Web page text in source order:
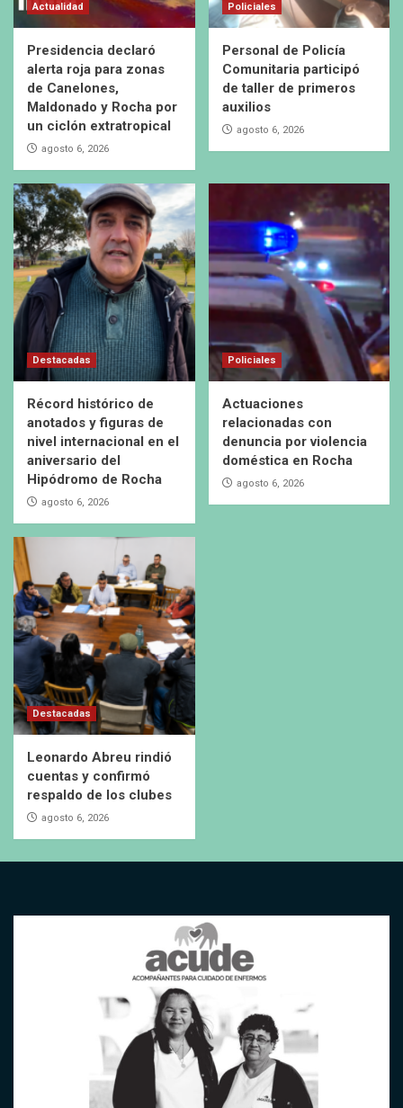
Actualidad
Presidencia declaró
alerta roja para zonas
de Canelones,
Maldonado y Rocha por
un ciclón extratropical
agosto 6, 2026
Policiales
Personal de Policía
Comunitaria participó
de taller de primeros
auxilios
agosto 6, 2026
Destacadas
Récord histórico de
anotados y figuras de
nivel internacional en el
aniversario del
Hipódromo de Rocha
agosto 6, 2026
Policiales
Actuaciones
relacionadas con
denuncia por violencia
doméstica en Rocha
agosto 6, 2026
Destacadas
Leonardo Abreu rindió
cuentas y confirmó
respaldo de los clubes
agosto 6, 2026